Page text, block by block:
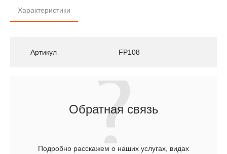
Характеристики
Артикул FP108
Обратная связь
Подробно расскажем о наших услугах, видах